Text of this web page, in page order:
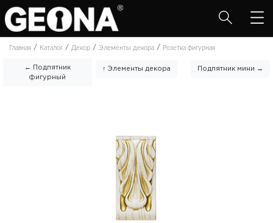
Главная / Каталог / Декор / Элементы декора / Розетка фигурная
← Подпятник
фигурный
↑ Элементы декора Подпятник мини →